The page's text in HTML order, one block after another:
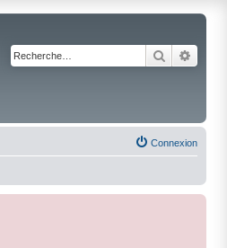
Rechercher
Connexion